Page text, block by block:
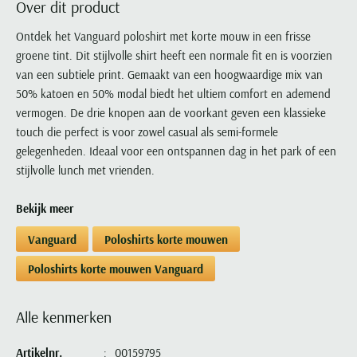
Portofino
Profuomo
R2
Seidensticker
State of Art
Tommy Hilfiger
Vanguard
Populaire kleuren
Wit overhemd heren
Zwart overhemd heren
Groen overhemd heren
PME Legend
Polo Ralph Lauren
Portofino
Profuomo
State of Art
Superdry
Tommy Hilfiger
Grote maten
Grote maten poloshirts
Grote maten herenmode
Populaire kleuren
Witte polo heren
Polo Ralph Lauren
PME Legend
Portofino
Profuomo
State of Art
Superdry
Thomas Maine
Vanguard
William Lockie
Populaire materialen
Merino wol trui
Pierre Cardin
PME Legend
Polo Ralph Lauren
Portofino
Replay
Tommy Hilfiger
Tramarossa
Deals
2e broek voor de helft
Meyer Chicago
Meyer Diego
PME Legend
Polo Ralph Lauren
Portofino
Reset
State of Art
Superdry
Tenson
UBR
Vanguard
Wellington of Billmore
Grote maten jassen
Grote maten winterjassen
Tussenjassen
Bodywarmers
New Zealand
Olymp
Paul & Shark
Polo Ralph Lauren
PME Legend
Profuomo
R2
Superdry
Tenson
Tommy Hilfiger
Vanguard
Lacoste
Ledub
Lyle & Scott
Mac
Maerz
Magnanni
Mason's
Meyer
New Zealand
North 84
Over dit product
Ontdek het Vanguard poloshirt met korte mouw in een frisse
groene tint. Dit stijlvolle shirt heeft een normale fit en is voorzien
van een subtiele print. Gemaakt van een hoogwaardige mix van
50% katoen en 50% modal biedt het ultiem comfort en ademend
vermogen. De drie knopen aan de voorkant geven een klassieke
touch die perfect is voor zowel casual als semi-formele
gelegenheden. Ideaal voor een ontspannen dag in het park of een
stijlvolle lunch met vrienden.
Bekijk meer
Vanguard
Poloshirts korte mouwen
Poloshirts korte mouwen Vanguard
Alle kenmerken
Artikelnr. 00159795